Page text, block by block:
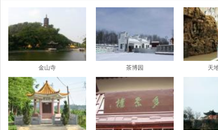
金山寺 茶博园 天